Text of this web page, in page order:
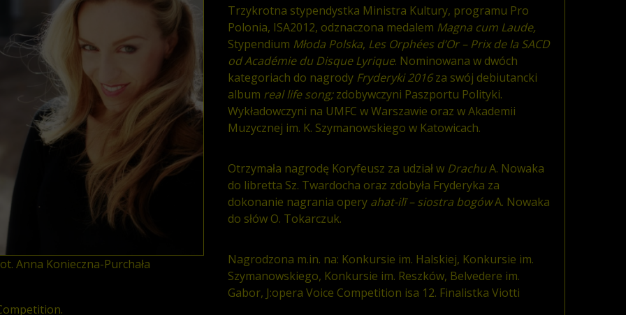
Anna Konieczna-Purchała
Trzykrotna stypendystka Ministra Kultury, programu Pro
Polonia, ISA2012, odznaczona medalem Magna cum Laude,
Stypendium Młoda Polska, Les Orphées d’Or – Prix de la SACD
od Académie du Disque Lyrique. Nominowana w dwóch
kategoriach do nagrody Fryderyki 2016za swój debiutancki
album real life song;zdobywczyni Paszportu Polityki.
Wykładowczyni na UMFC w Warszawie oraz w Akademii
Muzycznej im. K. Szymanowskiego w Katowicach.
Otrzymała nagrodę Koryfeusz za udział w DrachuA. Nowaka
do libretta Sz. Twardocha oraz zdobyła Fryderyka za
dokonanie nagrania opery ahat-ilī – siostra bogówA. Nowaka
do słów O. Tokarczuk.
Nagrodzona m.in. na: Konkursie im. Halskiej, Konkursie im.
Szymanowskiego, Konkursie im. Reszków, Belvedere im.
Gabor, J:opera Voice Competition isa 12. Finalistka Viotti